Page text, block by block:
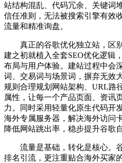
站结构混乱、代码冗余、关键词
信任准则，无法被搜索引擎有效
流量和精准询盘。
真正的谷歌优化独立站，区
建之初就植入全套SEO优化逻辑
布局与用户体验。建站过程中会
词、交易词与场景词，摒弃无效
规则合理规划网站架构、URL路
属性，让每一个产品页面、资讯
力。同时采用轻量化原生代码开
海外专属服务器，解决海外访问
降低网站跳出率，稳步提升谷歌
流量是基础，转化是核心。
排名引流，更注重贴合海外买家